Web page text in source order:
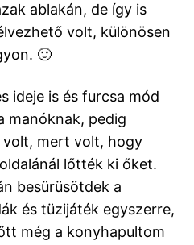
ablakán, de így is
volt, különösen
🙂
ideje is és furcsa mód
manóknak, pedig
mert volt, hogy
lőtték ki őket.
besürüsötdek a
és tüzijáték egyszerre,
még a konyhapultom